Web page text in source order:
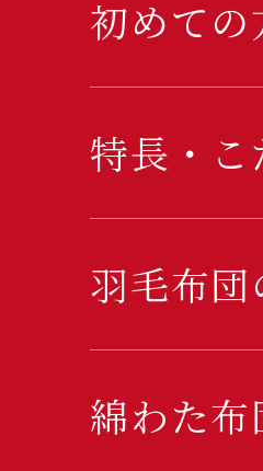
初めての
特長・こ
羽毛布団
綿わた